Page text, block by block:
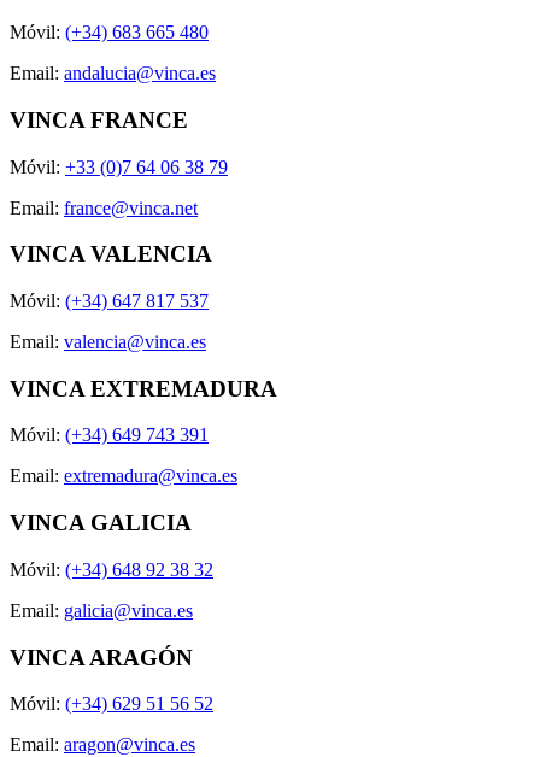
Móvil: (+34) 683 665 480
Email: andalucia@vinca.es
VINCA FRANCE
Móvil: +33 (0)7 64 06 38 79
Email: france@vinca.net
VINCA VALENCIA
Móvil: (+34) 647 817 537
Email: valencia@vinca.es
VINCA EXTREMADURA
Móvil: (+34) 649 743 391
Email: extremadura@vinca.es
VINCA GALICIA
Móvil: (+34) 648 92 38 32
Email: galicia@vinca.es
VINCA ARAGÓN
Móvil: (+34) 629 51 56 52
Email: aragon@vinca.es